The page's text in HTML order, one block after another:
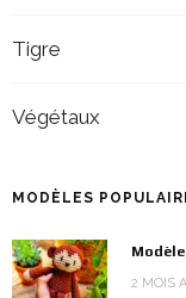
Tigre
Végétaux
MODÈLES
2 MOIS